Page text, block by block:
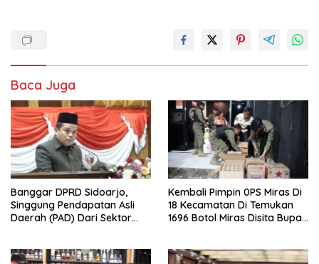
Baca Juga
Banggar DPRD Sidoarjo,
Singgung Pendapatan Asli
Daerah (PAD) Dari Sektor
Evaluasi Secara Menyeluruh
Kembali Pimpin 0PS Miras Di
18 Kecamatan Di Temukan
1696 Botol Miras Disita Bupati